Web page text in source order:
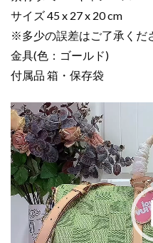
ル
45
リ
ー
N40713
ダ
ミ
エ･
キ
ャ
サイズ 45 x 27 x 20 cm
※多少の誤差はご了承くだ
金具(色：ゴールド)
付属品 箱・保存袋
動
画
プ
レ
ー
ヤ